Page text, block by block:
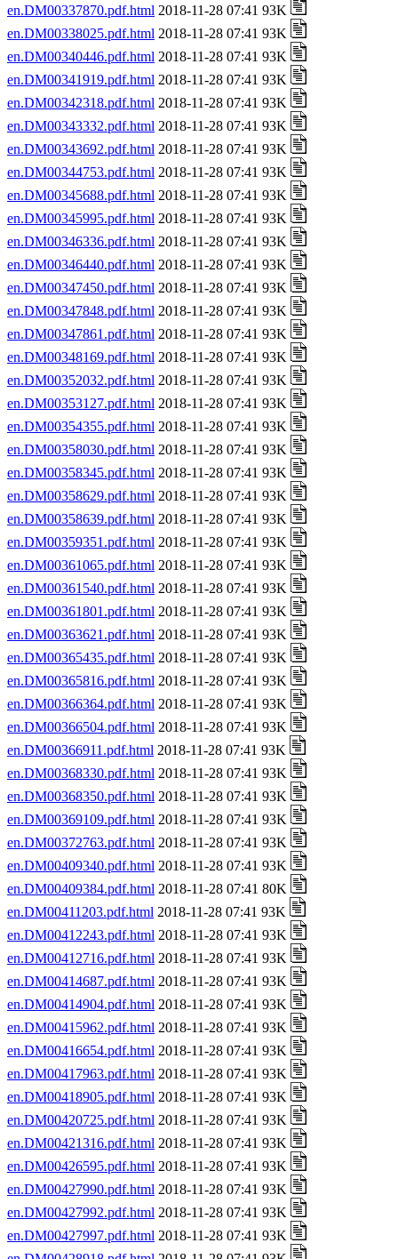
en.DM00337870.pdf.html 2018-11-28 07:41 93K
en.DM00338025.pdf.html 2018-11-28 07:41 93K
en.DM00340446.pdf.html 2018-11-28 07:41 93K
en.DM00341919.pdf.html 2018-11-28 07:41 93K
en.DM00342318.pdf.html 2018-11-28 07:41 93K
en.DM00343332.pdf.html 2018-11-28 07:41 93K
en.DM00343692.pdf.html 2018-11-28 07:41 93K
en.DM00344753.pdf.html 2018-11-28 07:41 93K
en.DM00345688.pdf.html 2018-11-28 07:41 93K
en.DM00345995.pdf.html 2018-11-28 07:41 93K
en.DM00346336.pdf.html 2018-11-28 07:41 93K
en.DM00346440.pdf.html 2018-11-28 07:41 93K
en.DM00347450.pdf.html 2018-11-28 07:41 93K
en.DM00347848.pdf.html 2018-11-28 07:41 93K
en.DM00347861.pdf.html 2018-11-28 07:41 93K
en.DM00348169.pdf.html 2018-11-28 07:41 93K
en.DM00352032.pdf.html 2018-11-28 07:41 93K
en.DM00353127.pdf.html 2018-11-28 07:41 93K
en.DM00354355.pdf.html 2018-11-28 07:41 93K
en.DM00358030.pdf.html 2018-11-28 07:41 93K
en.DM00358345.pdf.html 2018-11-28 07:41 93K
en.DM00358629.pdf.html 2018-11-28 07:41 93K
en.DM00358639.pdf.html 2018-11-28 07:41 93K
en.DM00359351.pdf.html 2018-11-28 07:41 93K
en.DM00361065.pdf.html 2018-11-28 07:41 93K
en.DM00361540.pdf.html 2018-11-28 07:41 93K
en.DM00361801.pdf.html 2018-11-28 07:41 93K
en.DM00363621.pdf.html 2018-11-28 07:41 93K
en.DM00365435.pdf.html 2018-11-28 07:41 93K
en.DM00365816.pdf.html 2018-11-28 07:41 93K
en.DM00366364.pdf.html 2018-11-28 07:41 93K
en.DM00366504.pdf.html 2018-11-28 07:41 93K
en.DM00366911.pdf.html 2018-11-28 07:41 93K
en.DM00368330.pdf.html 2018-11-28 07:41 93K
en.DM00368350.pdf.html 2018-11-28 07:41 93K
en.DM00369109.pdf.html 2018-11-28 07:41 93K
en.DM00372763.pdf.html 2018-11-28 07:41 93K
en.DM00409340.pdf.html 2018-11-28 07:41 93K
en.DM00409384.pdf.html 2018-11-28 07:41 80K
en.DM00411203.pdf.html 2018-11-28 07:41 93K
en.DM00412243.pdf.html 2018-11-28 07:41 93K
en.DM00412716.pdf.html 2018-11-28 07:41 93K
en.DM00414687.pdf.html 2018-11-28 07:41 93K
en.DM00414904.pdf.html 2018-11-28 07:41 93K
en.DM00415962.pdf.html 2018-11-28 07:41 93K
en.DM00416654.pdf.html 2018-11-28 07:41 93K
en.DM00417963.pdf.html 2018-11-28 07:41 93K
en.DM00418905.pdf.html 2018-11-28 07:41 93K
en.DM00420725.pdf.html 2018-11-28 07:41 93K
en.DM00421316.pdf.html 2018-11-28 07:41 93K
en.DM00426595.pdf.html 2018-11-28 07:41 93K
en.DM00427990.pdf.html 2018-11-28 07:41 93K
en.DM00427992.pdf.html 2018-11-28 07:41 93K
en.DM00427997.pdf.html 2018-11-28 07:41 93K